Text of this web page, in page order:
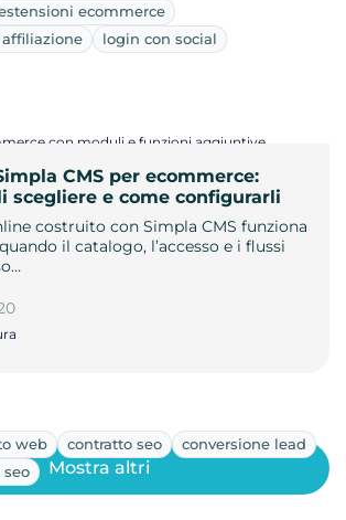
ecommerce
login con social
CMS per ecommerce:
scegliere e come configurarli
costruito con Simpla CMS funziona
il catalogo, l’accesso e i flussi
web contratto seo
conversione lead
Mostra altri